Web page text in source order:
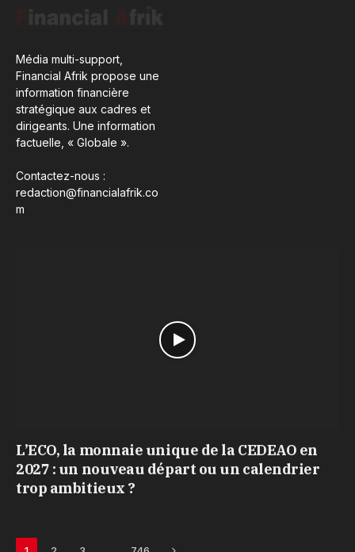
Média multi-support,
Financial Afrik propose une
information financière
stratégique aux cadres et
dirigeants. Une information
factuelle, « Globale ».
Contactez-nous :
redaction@financialafrik.co
m
L’ECO, la monnaie unique de la CEDEAO en
2027 : un nouveau départ ou un calendrier
trop ambitieux ?